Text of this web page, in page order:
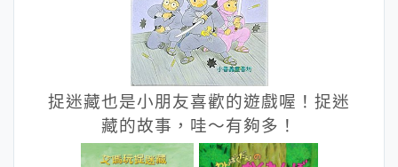
捉迷藏也是小朋友喜歡的遊戲喔！捉迷
藏的故事，哇～有夠多！